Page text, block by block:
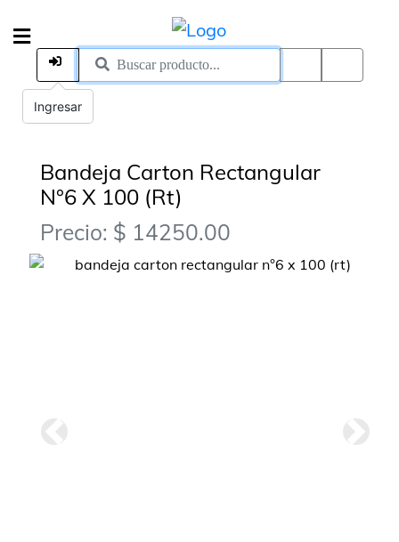
Bandeja Carton Rectangular
N°6 X 100 (Rt)
Precio: $ 14250.00
Ingresar